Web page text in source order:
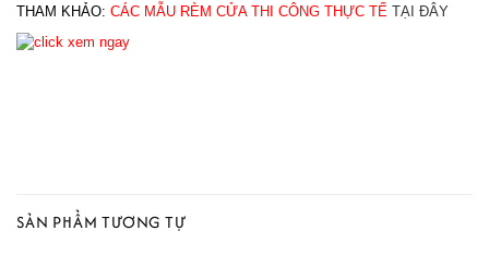
THAM KHẢO: CÁC MẪU RÈM CỬA THI CÔNG THỰC TẾ TẠI ĐÂY
SẢN PHẨM TƯƠNG TỰ